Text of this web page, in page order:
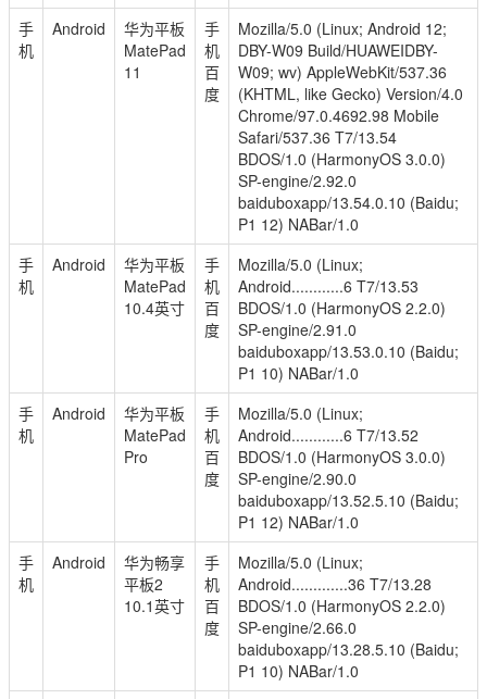
手
机
Android
华为平板
MatePad
11
手
机
百
度
Mozilla/5.0 (Linux; Android 12;
DBY-W09 Build/HUAWEIDBY-
W09; wv) AppleWebKit/537.36
(KHTML, like Gecko) Version/4.0
Chrome/97.0.4692.98 Mobile
Safari/537.36 T7/13.54
BDOS/1.0 (HarmonyOS 3.0.0)
SP-engine/2.92.0
baiduboxapp/13.54.0.10 (Baidu;
P1 12) NABar/1.0
手
机
Android
华为平板
MatePad
10.4英寸
手
机
百
度
Mozilla/5.0 (Linux;
Android............6 T7/13.53
BDOS/1.0 (HarmonyOS 2.2.0)
SP-engine/2.91.0
baiduboxapp/13.53.0.10 (Baidu;
P1 10) NABar/1.0
手
机
Android
华为平板
MatePad
Pro
手
机
百
度
Mozilla/5.0 (Linux;
Android............6 T7/13.52
BDOS/1.0 (HarmonyOS 3.0.0)
SP-engine/2.90.0
baiduboxapp/13.52.5.10 (Baidu;
P1 12) NABar/1.0
手
机
Android
华为畅享
平板2
10.1英寸
手
机
百
度
Mozilla/5.0 (Linux;
Android.............36 T7/13.28
BDOS/1.0 (HarmonyOS 2.2.0)
SP-engine/2.66.0
baiduboxapp/13.28.5.10 (Baidu;
P1 10) NABar/1.0